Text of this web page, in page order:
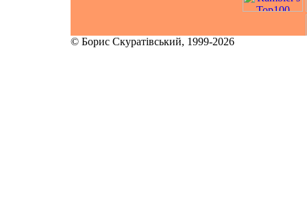
© Борис Скуратівський, 1999-2026